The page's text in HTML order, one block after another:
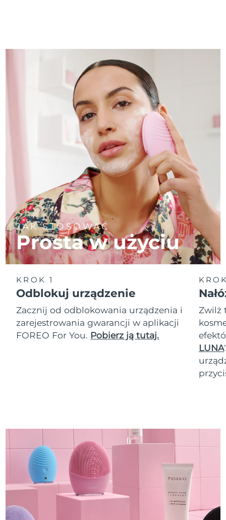
JAK STOSOWAĆ
Prosta w użyciu
KROK 1
Odblokuj urządzenie
Zacznij od odblokowania urządzenia i
zarejestrowania gwarancji w aplikacji
FOREO For You. Pobierz ją tutaj.
Zwilż
LUNA